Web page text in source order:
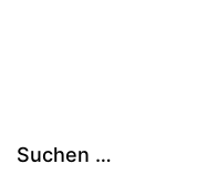
Suchen …